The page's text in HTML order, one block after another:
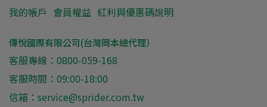
我的帳戶 會員權益 紅利與優惠碼說明
傳悅國際有限公司(台灣岡本總代理）
客服專線：0800-059-168
客服時間：09:00-18:00
信箱：service@sprider.com.tw